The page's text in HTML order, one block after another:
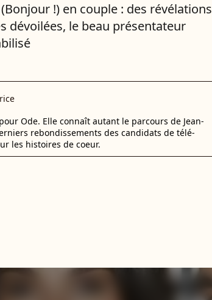
!) en couple : des révélations
dévoilées, le beau présentateur
Ode. Elle connaît autant le parcours de Jean-
rebondissements des candidats de télé-
les histoires de coeur.